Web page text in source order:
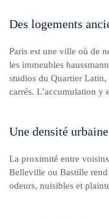
Des logements
Paris est une ville où de
les immeubles
studios du Quartier Latin,
carrés. L’accumulation y
Une densité
La proximité entre
Belleville ou Bastille rend
odeurs, nuisibles et